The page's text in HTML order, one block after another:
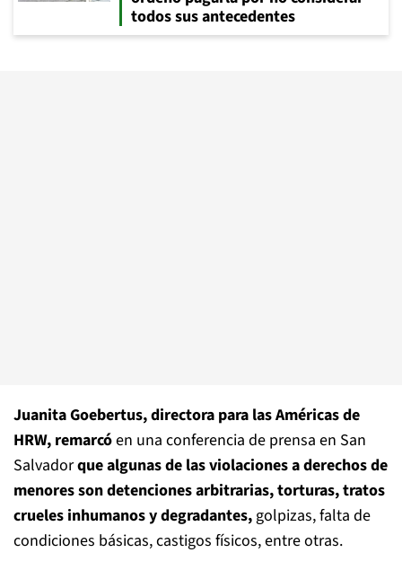
todos sus antecedentes
Juanita Goebertus, directora para las Américas de
HRW, remarcóen una conferencia de prensa en San
Salvadorque algunas de las violaciones a derechos de
menores son detenciones arbitrarias, torturas, tratos
crueles inhumanos y degradantes, golpizas, falta de
condiciones básicas, castigos físicos, entre otras.